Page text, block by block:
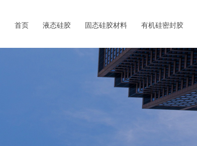
首页 液态硅胶 固态硅胶材料 有机硅密封胶